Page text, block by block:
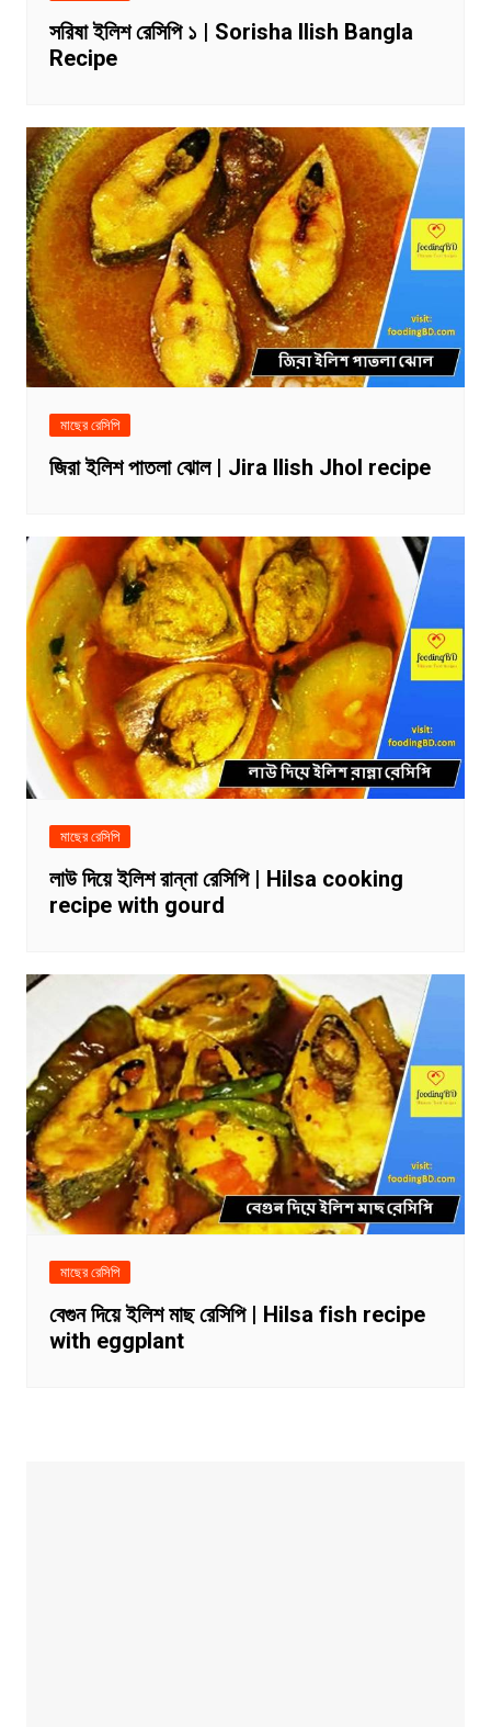
সরিষা ইলিশ রেসিপি ১ | Sorisha Ilish Bangla
Recipe
মাছের রেসিপি
জিরা ইলিশ পাতলা ঝোল | Jira Ilish Jhol recipe
মাছের রেসিপি
লাউ দিয়ে ইলিশ রান্না রেসিপি | Hilsa cooking
recipe with gourd
মাছের রেসিপি
বেগুন দিয়ে ইলিশ মাছ রেসিপি | Hilsa fish recipe
with eggplant